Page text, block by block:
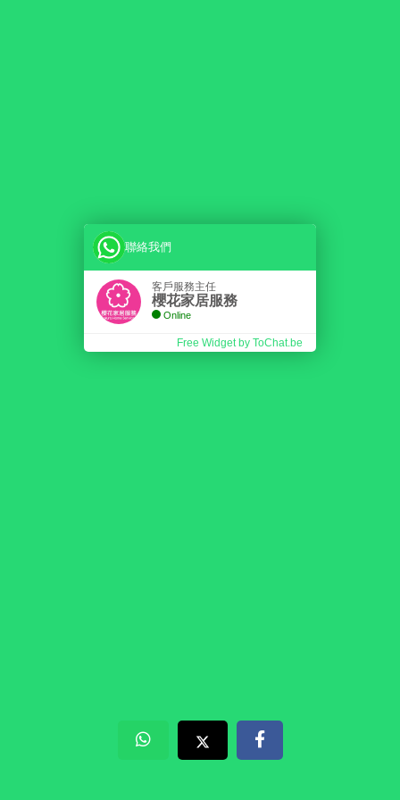
聯絡我們
客戶服務主任
櫻花家居服務
Online
Free Widget by ToChat.be